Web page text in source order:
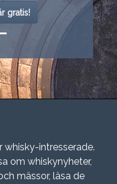
gratis!
intresserade.
om whiskynyheter,
mässor, läsa de